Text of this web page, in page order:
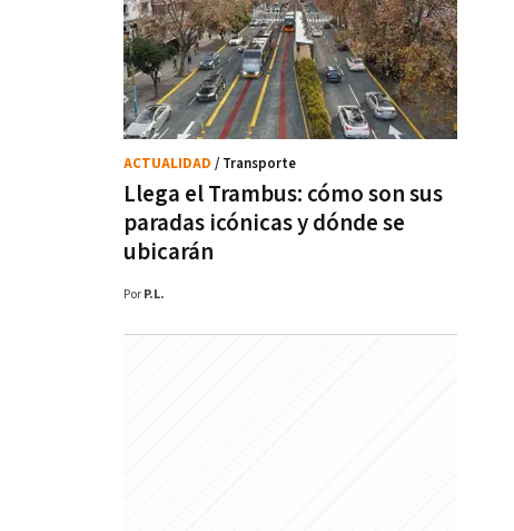
Llega el Trambus: cómo son sus
paradas icónicas y dónde se
ubicarán
ACTUALIDAD / Transporte
Por P.L.